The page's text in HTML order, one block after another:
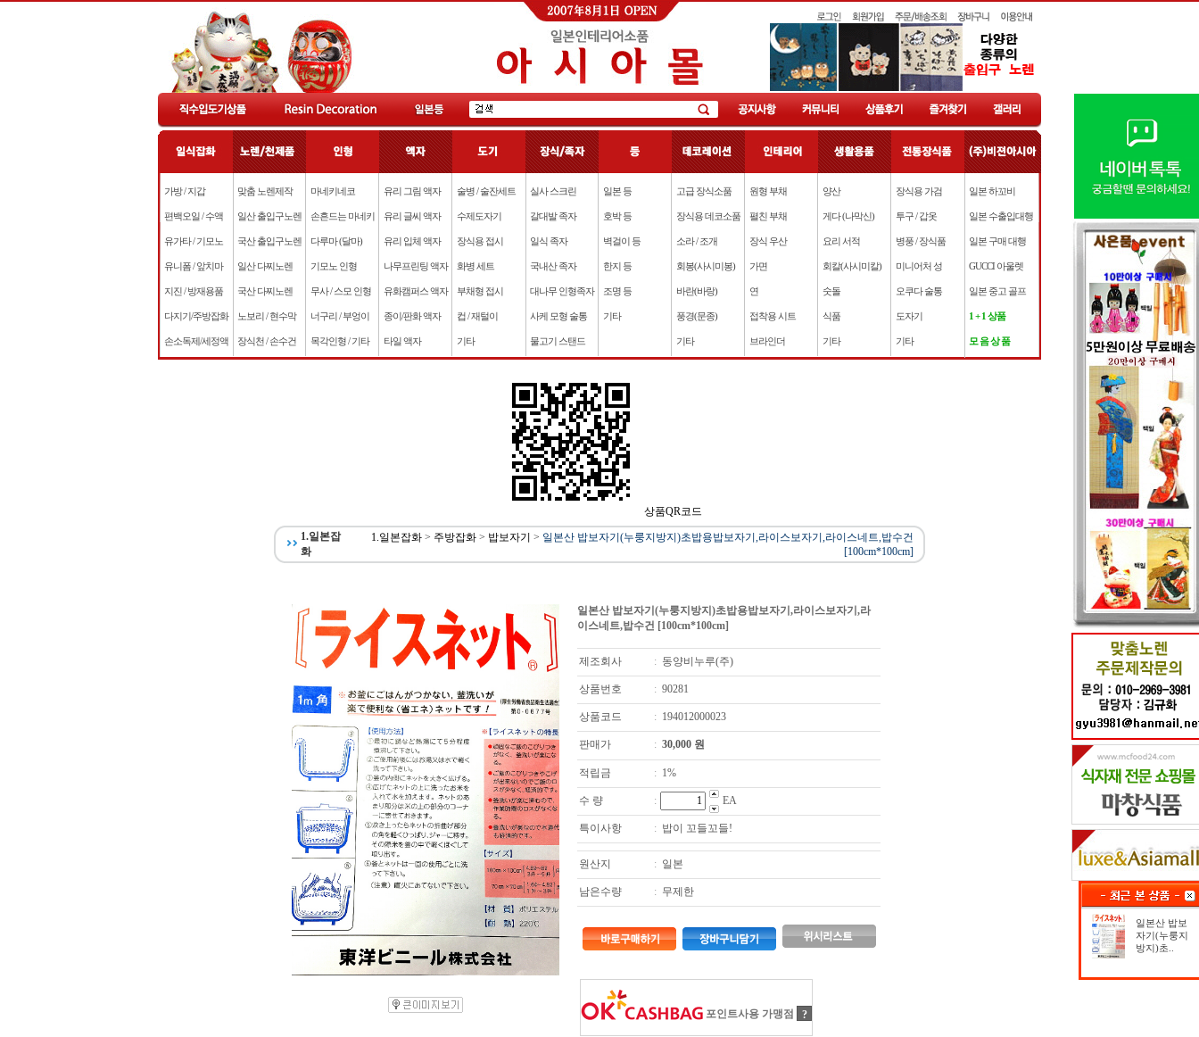
가방 / 지갑
편백오일 / 수액
유가타 / 기모노
유니폼 / 앞치마
지진 / 방재용품
다지기/주방잡화
손소독제/세정액
맞춤 노렌제작
일산 출입구노렌
국산 출입구노렌
일산 다찌노렌
국산 다찌노렌
노보리 / 현수막
장식천 / 손수건
마네키네코
손흔드는 마네키
다루마 (달마)
기모노 인형
무사 / 스모 인형
너구리 / 부엉이
목각인형 / 기타
유리 그림 액자
유리 글씨 액자
유리 입체 액자
나무프린팅 액자
유화캠퍼스 액자
종이/판화 액자
타일 액자
술병 / 술잔세트
수제도자기
장식용 접시
화병 세트
부채형 접시
컵 / 재털이
기타
실사 스크린
갈대발 족자
일식 족자
국내산 족자
대나무 인형족자
사케 모형 술통
물고기 스탠드
일본 등
호박 등
벽걸이 등
한지 등
조명 등
기타
고급 장식소품
장식용 데코소품
소라 / 조개
회봉(사시미봉)
바란(바랑)
풍경(문종)
기타
원형 부채
펼친 부채
장식 우산
가면
연
접착용 시트
브라인더
양산
게다 (나막신)
요리 서적
회칼(사시미칼)
숫돌
식품
기타
장식용 가검
투구 / 갑옷
병풍 / 장식품
미니어처 성
오쿠다 술통
도자기
기타
일본 하꼬비
일본 수출입대행
일본 구매 대행
GUCCI 아울렛
일본 중고 골프
1 + 1 상품
모 음 상 품
상품QR코드
1.일본잡
화
1.일본잡화 > 주방잡화 > 밥보자기 > 일본산 밥보자기(누룽지방지)초밥용밥보자기,라이스보자기,라이스네트,밥수건
[100cm*100cm]
일본산 밥보자기(누룽지방지)초밥용밥보자기,라이스보자기,라
이스네트,밥수건 [100cm*100cm]
제조회사 : 동양비누루(주)
상품번호 : 90281
상품코드 : 194012000023
판매가 : 30,000 원
적립금 : 1%
수 량 : EA
특이사항 : 밥이 꼬들꼬들!
원산지 : 일본
남은수량 : 무제한
포인트사용 가맹점 ?
일본산 밥보
자기(누룽지
방지)초..